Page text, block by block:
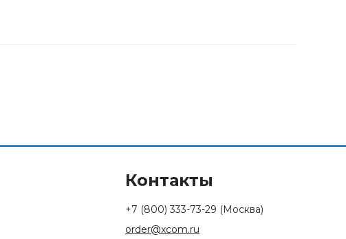
Контакты
+7 (800) 333-73-29 (Москва)
order@xcom.ru